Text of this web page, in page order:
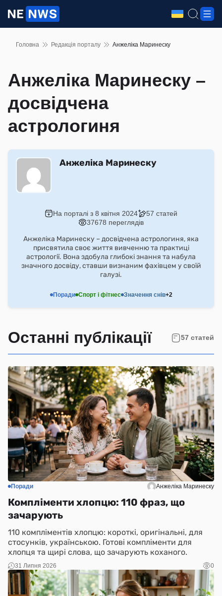
Головна Редакція порталу Анжеліка Маринеску
Анжеліка Маринеску –
досвідчена
астрологиня
Анжеліка Маринеску
На порталі з 8 квітня 2024
57 статей
37678 переглядів
Анжеліка Маринеску – досвідчена астрологиня, яка
присвятила своє життя вивченню та практиці
астрології. Вона здобула глибокі знання та набула
значного досвіду, ставши визнаним фахівцем у своїй
галузі.
Поради Спорт і фітнес Значення снів+2
Останні публікації 57 статей
Поради Анжеліка Маринеску
Компліменти хлопцю: 110 фраз, що
зачарують
110 компліментів хлопцю: короткі, оригінальні, для
стосунків, українською. Готові компліменти для
хлопця та щирі слова, що зачарують коханого.
31 Липня 2026 0